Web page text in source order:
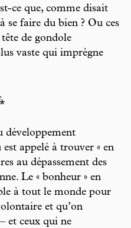
ce que, comme disait
se faire du bien ? Ou ces
de gondole
vaste qui imprègne
développement
appelé à trouver « en
au dépassement des
Le « bonheur » en
à tout le monde pour
et qu’on
et ceux qui ne